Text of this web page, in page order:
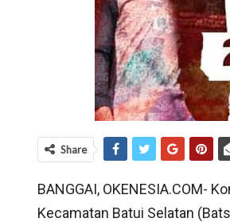
Share
BANGGAI, OKENESIA.COM-
Kecamatan Batui Selatan